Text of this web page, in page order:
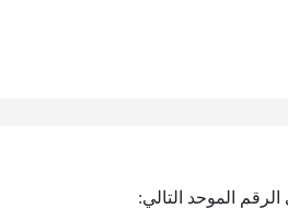
الموحد التالي: